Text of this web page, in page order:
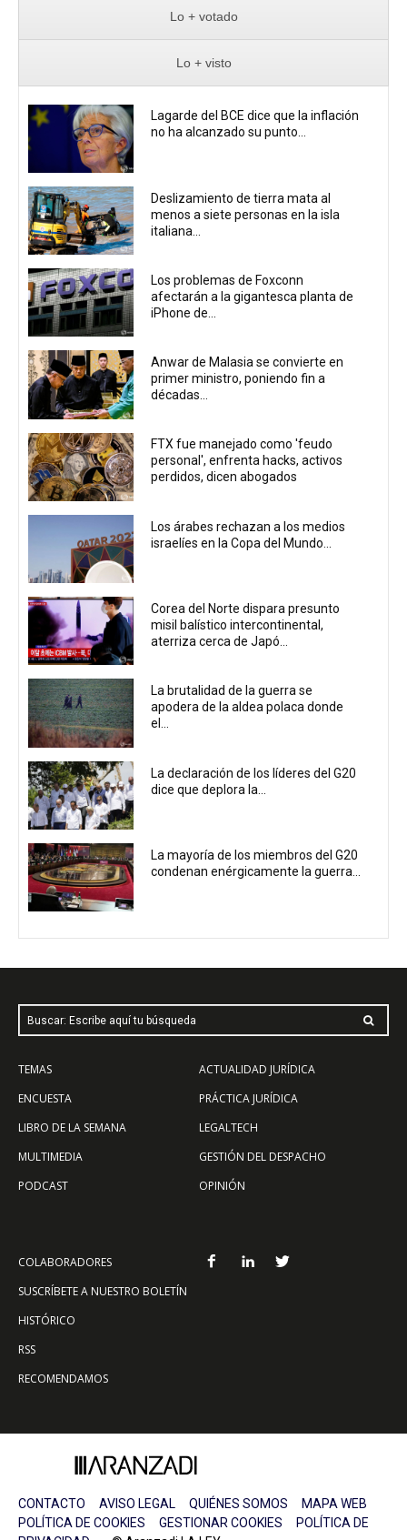
Lo + votado
Lo + visto
Lagarde del BCE dice que la inflación
no ha alcanzado su punto...
Deslizamiento de tierra mata al
menos a siete personas en la isla
italiana...
Los problemas de Foxconn
afectarán a la gigantesca planta de
iPhone de...
Anwar de Malasia se convierte en
primer ministro, poniendo fin a
décadas...
FTX fue manejado como 'feudo
personal', enfrenta hacks, activos
perdidos, dicen abogados
Los árabes rechazan a los medios
israelíes en la Copa del Mundo...
Corea del Norte dispara presunto
misil balístico intercontinental,
aterriza cerca de Japó...
La brutalidad de la guerra se
apodera de la aldea polaca donde
el...
La declaración de los líderes del G20
dice que deplora la...
La mayoría de los miembros del G20
condenan enérgicamente la guerra...
Buscar: Escribe aquí tu búsqueda
TEMAS
ENCUESTA
LIBRO DE LA SEMANA
MULTIMEDIA
PODCAST
ACTUALIDAD JURÍDICA
PRÁCTICA JURÍDICA
LEGALTECH
GESTIÓN DEL DESPACHO
OPINIÓN
COLABORADORES
SUSCRÍBETE A NUESTRO BOLETÍN
HISTÓRICO
RSS
RECOMENDAMOS
CONTACTO AVISO LEGAL QUIÉNES SOMOS
MAPA WEB
POLÍTICA DE COOKIES
GESTIONAR COOKIES
POLÍTICA DE